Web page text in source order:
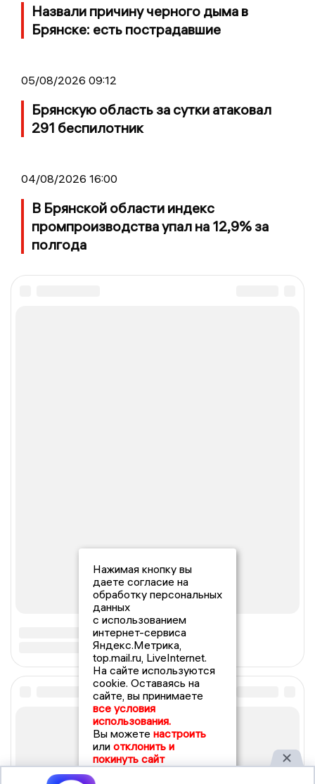
Назвали причину черного дыма в
Брянске: есть пострадавшие
05/08/2026 09:12
Брянскую область за сутки атаковал
291 беспилотник
04/08/2026 16:00
В Брянской области индекс
промпроизводства упал на 12,9% за
полгода
Нажимая кнопку вы
даете согласие на
обработку персональных
данных
с использованием
интернет-сервиса
Яндекс.Метрика,
top.mail.ru, LiveInternet.
На сайте используются
cookie. Оставаясь на
сайте, вы принимаете
все условия
использования.
Вы можете настроить
или отклонить и
покинуть сайт